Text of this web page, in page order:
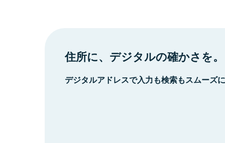
住所に、デジタルの確かさを。
デジタルアドレスで入力も検索もスムーズ